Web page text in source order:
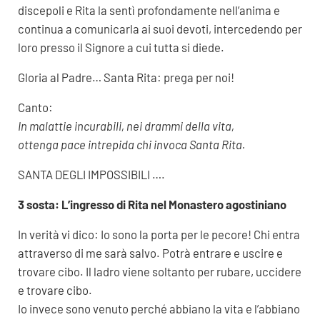
discepoli e Rita la sentì profondamente nell’anima e
continua a comunicarla ai suoi devoti, intercedendo per
loro presso il Signore a cui tutta si diede.
Gloria al Padre… Santa Rita: prega per noi!
Canto:
In malattie incurabili, nei drammi della vita,
ottenga pace intrepida chi invoca Santa Rita.
SANTA DEGLI IMPOSSIBILI ….
3 sosta: L’ingresso di Rita nel Monastero agostiniano
In verità vi dico: Io sono la porta per le pecore! Chi entra
attraverso di me sarà salvo. Potrà entrare e uscire e
trovare cibo. Il ladro viene soltanto per rubare, uccidere
e trovare cibo.
Io invece sono venuto perché abbiano la vita e l’abbiano